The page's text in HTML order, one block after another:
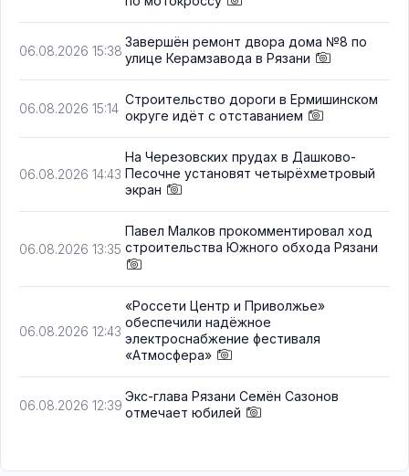
06.08.2026 15:38
Завершён ремонт двора дома №8 по
улице Керамзавода в Рязани
06.08.2026 15:14
Строительство дороги в Ермишинском
округе идёт с отставанием
06.08.2026 14:43
На Черезовских прудах в Дашково-
Песочне установят четырёхметровый
экран
06.08.2026 13:35
Павел Малков прокомментировал ход
строительства Южного обхода Рязани
06.08.2026 12:43
«Россети Центр и Приволжье»
обеспечили надёжное
электроснабжение фестиваля
«Атмосфера»
06.08.2026 12:39
Экс-глава Рязани Семён Сазонов
отмечает юбилей